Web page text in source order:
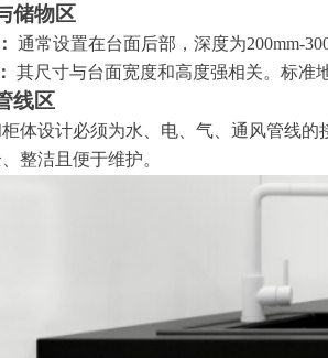
储物区
通常设置在台面后部，深度为200mm-
其尺寸与台面宽度和高度强相关。标准
线区
体设计必须为水、电、气、通风管线
整洁且便于维护。